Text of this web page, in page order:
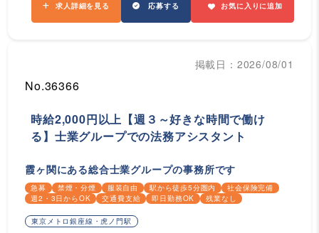
求人詳細を見る 応募する お気に入りに追加
掲載日：2026/08/01
No.36366
時給2,000円以上【週３～好きな時間で働け
る】士業グループでの法務アシスタント
霞ヶ関にある総合士業グループの事務所です
急募 禁煙・分煙 服装自由 駅から徒歩5分圏内
社会保険完備
週2・3日からOK
交通費支給 即日勤務OK 残業なし
東京メトロ銀座線・虎ノ門駅